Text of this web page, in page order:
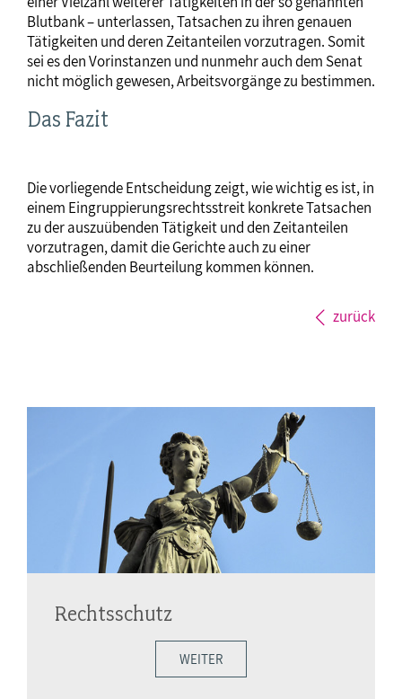
Blutbank – unterlassen, Tatsachen zu ihren genauen
Tätigkeiten und deren Zeitanteilen vorzutragen. Somit
sei es den Vorinstanzen und nunmehr auch dem Senat
nicht möglich gewesen, Arbeitsvorgänge zu bestimmen.
Das Fazit
Die vorliegende Entscheidung zeigt, wie wichtig es ist, in
einem Eingruppierungsrechtsstreit konkrete Tatsachen
zu der auszuübenden Tätigkeit und den Zeitanteilen
vorzutragen, damit die Gerichte auch zu einer
abschließenden Beurteilung kommen können.
zurück
Rechtsschutz
WEITER